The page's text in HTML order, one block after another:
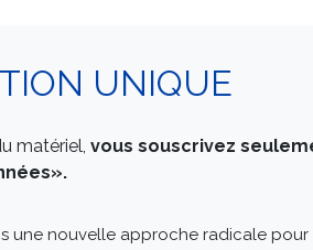
UNIQUE
matériel, vous souscrivez
une nouvelle approche radicale